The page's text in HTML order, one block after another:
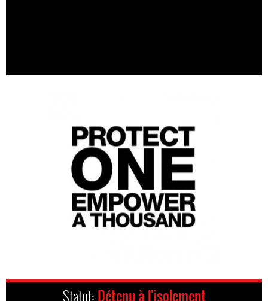
Statut: Détenu à l'isolement